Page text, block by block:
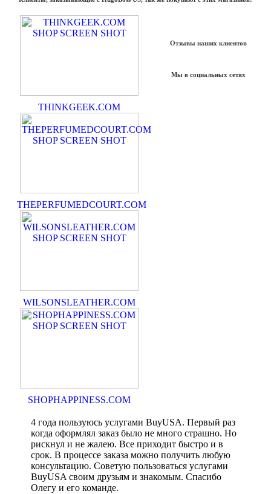
THINKGEEK.COM
THEPERFUMEDCOURT.COM
WILSONSLEATHER.COM
SHOPHAPPINESS.COM
Отзывы наших клиентов
Мы в социальных сетях
4 года пользуюсь услугами BuyUSA. Первый раз
когда оформлял заказ было не много страшно. Но
рискнул и не жалею. Все приходит быстро и в
срок. В процессе заказа можно получить любую
консультацию. Советую пользоваться услугами
BuyUSA своим друзьям и знакомым. Спасибо
Олегу и его команде.